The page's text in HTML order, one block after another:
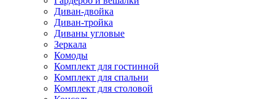
Диван-двойка
Диван-тройка
Диваны угловые
Зеркала
Комоды
Комплект для гостинной
Комплект для спальни
Комплект для столовой